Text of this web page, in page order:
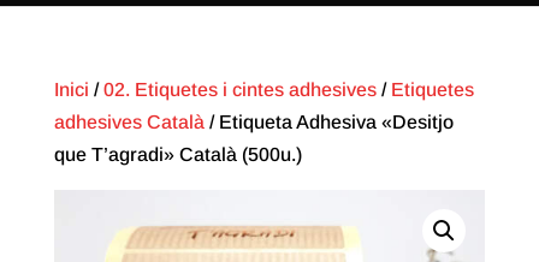
Inici /02. Etiquetes i cintes adhesives/ Etiquetes
adhesives Català / Etiqueta Adhesiva «Desitjo
que T’agradi» Català (500u.)